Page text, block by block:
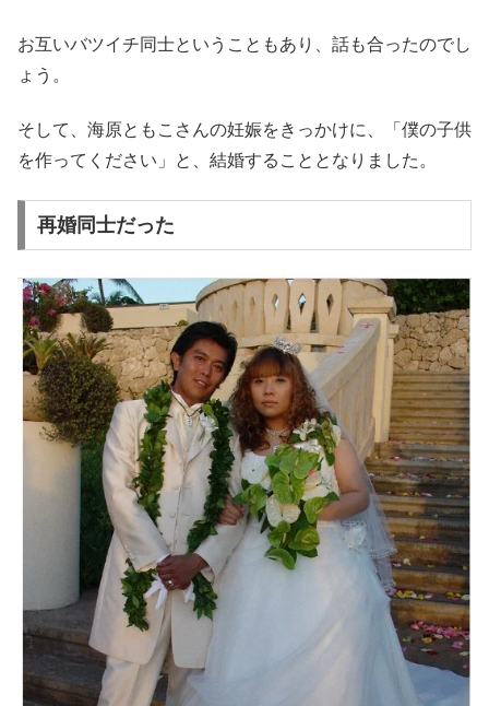
お互いバツイチ同士ということもあり、話も合ったのでし
ょう。
そして、海原ともこさんの妊娠をきっかけに、「僕の子供
を作ってください」と、結婚することとなりました。
再婚同士だった